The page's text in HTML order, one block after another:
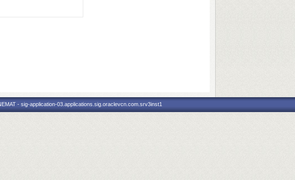
- sig-application-03.applications.sig.oraclevcn.com.srv3inst1